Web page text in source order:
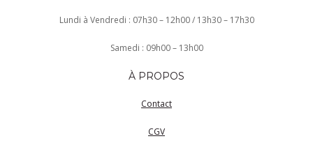
Lundi à Vendredi : 07h30 – 12h00 / 13h30 – 17h30
Samedi : 09h00 – 13h00
À PROPOS
Contact
CGV